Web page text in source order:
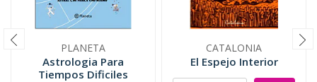
PLANETA
Astrologia Para
Tiempos Dificiles
CATALONIA
El Espejo Interior